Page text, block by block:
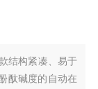
结构紧凑、易于
酞碱度的自动在